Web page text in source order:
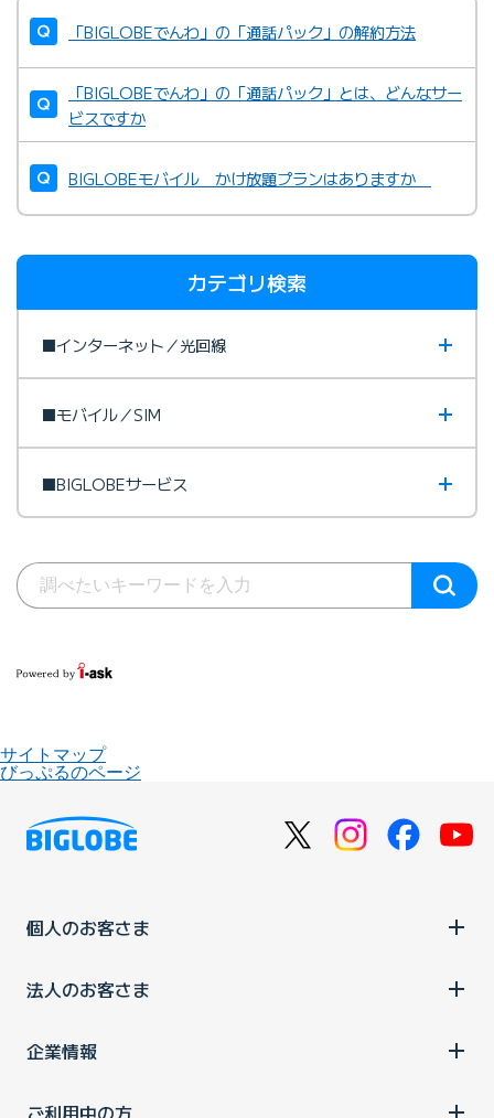
「BIGLOBEでんわ」の「通話パック」の解約方法
「BIGLOBEでんわ」の「通話パック」とは、どんなサー
ビスですか
BIGLOBEモバイル かけ放題プランはありますか
カテゴリ検索
■インターネット／光回線
■モバイル／SIM
■BIGLOBEサービス
サイトマップ
びっぷるのページ
個人のお客さま
法人のお客さま
企業情報
ご利用中の方